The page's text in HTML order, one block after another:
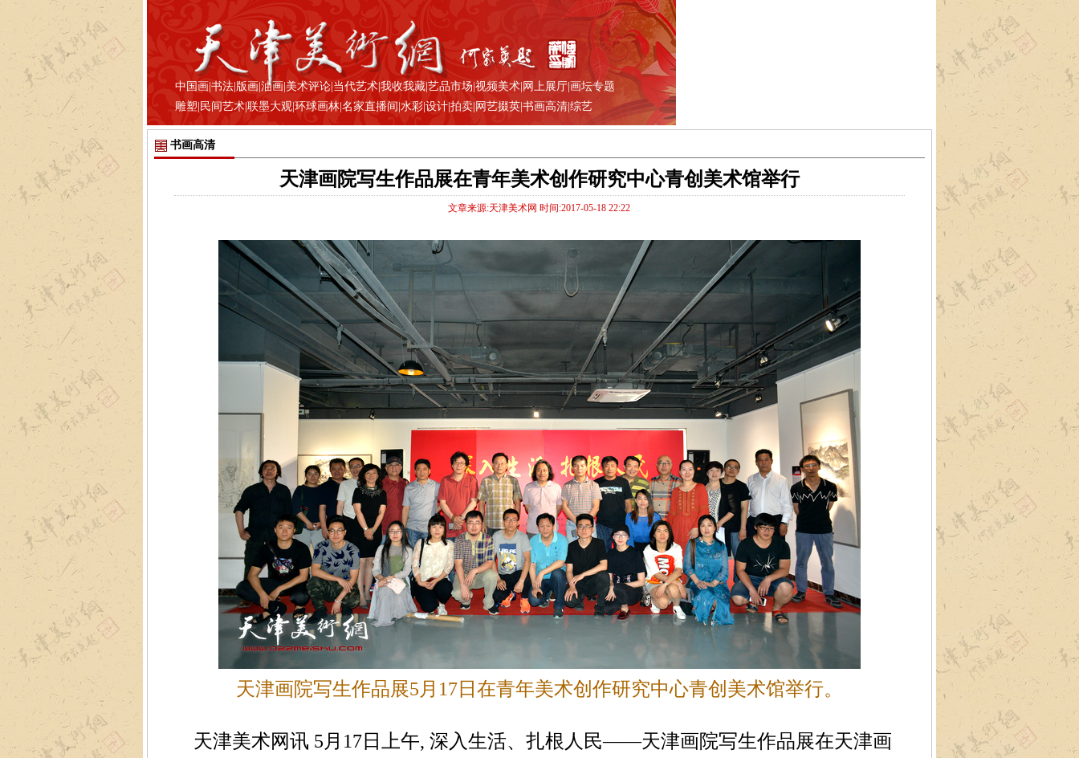
中国画 书法| 版画 油画 |美术评论| 当代艺术| 我收我藏| 艺品市场 视频美术| 网上展厅| 画坛专题
雕塑 民间艺术| 联墨大观| 环球画林| 名家直播间 水彩| 设计| 拍卖| 网艺掇英| 书画高清| 综艺
书画高清
天津画院写生作品展在青年美术创作研究中心青创美术馆举行
文章来源:天津美术网 时间:2017-05-18 22:22
天津画院写生作品展5月17日在青年美术创作研究中心青创美术馆举行。
天津美术网讯 5月17日上午, 深入生活、扎根人民——天津画院写生作品展在天津画